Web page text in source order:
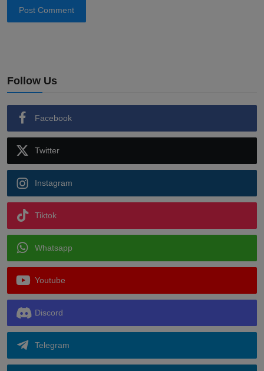
Post Comment
Follow Us
Facebook
Twitter
Instagram
Tiktok
Whatsapp
Youtube
Discord
Telegram